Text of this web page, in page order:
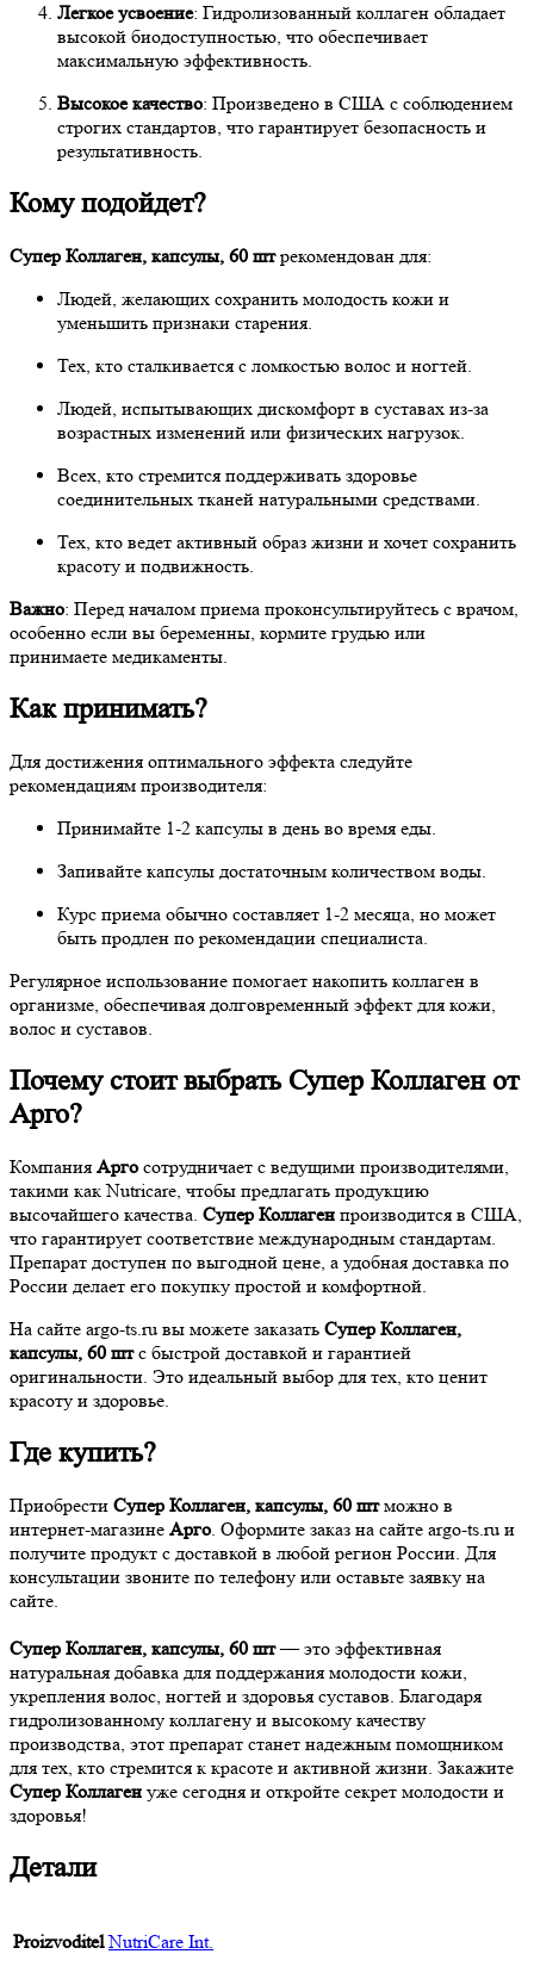
Легкое усвоение: Гидролизованный коллаген обладает
высокой биодоступностью, что обеспечивает
максимальную эффективность.
Высокое качество: Произведено в США с соблюдением
строгих стандартов, что гарантирует безопасность и
результативность.
Кому подойдет?
Супер Коллаген, капсулы, 60 штрекомендован для:
Людей, желающих сохранить молодость кожи и
уменьшить признаки старения.
Тех, кто сталкивается с ломкостью волос и ногтей.
Людей, испытывающих дискомфорт в суставах из-за
возрастных изменений или физических нагрузок.
Всех, кто стремится поддерживать здоровье
соединительных тканей натуральными средствами.
Тех, кто ведет активный образ жизни и хочет сохранить
красоту и подвижность.
Важно: Перед началом приема проконсультируйтесь с врачом,
особенно если вы беременны, кормите грудью или
принимаете медикаменты.
Как принимать?
Для достижения оптимального эффекта следуйте
рекомендациям производителя:
Принимайте 1-2 капсулы в день во время еды.
Запивайте капсулы достаточным количеством воды.
Курс приема обычно составляет 1-2 месяца, но может
быть продлен по рекомендации специалиста.
Регулярное использование помогает накопить коллаген в
организме, обеспечивая долговременный эффект для кожи,
волос и суставов.
Почему стоит выбрать Супер Коллаген от
Арго?
Компания Арго сотрудничает с ведущими производителями,
такими как Nutricare, чтобы предлагать продукцию
высочайшего качества. Супер Коллаген производится в США,
что гарантирует соответствие международным стандартам.
Препарат доступен по выгодной цене, а удобная доставка по
России делает его покупку простой и комфортной.
На сайте argo-ts.ru вы можете заказать Супер Коллаген,
капсулы, 60 штс быстрой доставкой и гарантией
оригинальности. Это идеальный выбор для тех, кто ценит
красоту и здоровье.
Где купить?
Приобрести Супер Коллаген, капсулы, 60 штможно в
интернет-магазине Арго . Оформите заказ на сайте argo-ts.ru и
получите продукт с доставкой в любой регион России. Для
консультации звоните по телефону или оставьте заявку на
сайте.
Супер Коллаген, капсулы, 60 шт— это эффективная
натуральная добавка для поддержания молодости кожи,
укрепления волос, ногтей и здоровья суставов. Благодаря
гидролизованному коллагену и высокому качеству
производства, этот препарат станет надежным помощником
для тех, кто стремится к красоте и активной жизни. Закажите
Супер Коллаген уже сегодня и откройте секрет молодости и
здоровья!
Детали
Proizvoditel NutriCare Int.